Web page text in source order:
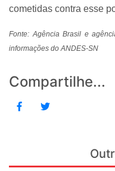
cometidas contra esse
Fonte: Agência Brasil e
informações do ANDES-SN
Compartilhe...